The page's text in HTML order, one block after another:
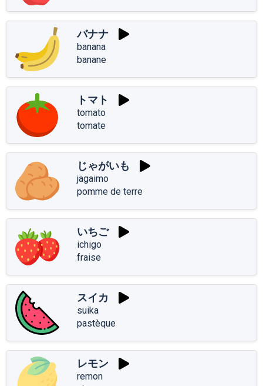
バナナ
banana
banane
トマト
tomato
tomate
じゃがいも
jagaimo
pomme de terre
いちご
ichigo
fraise
スイカ
suika
pastèque
レモン
remon